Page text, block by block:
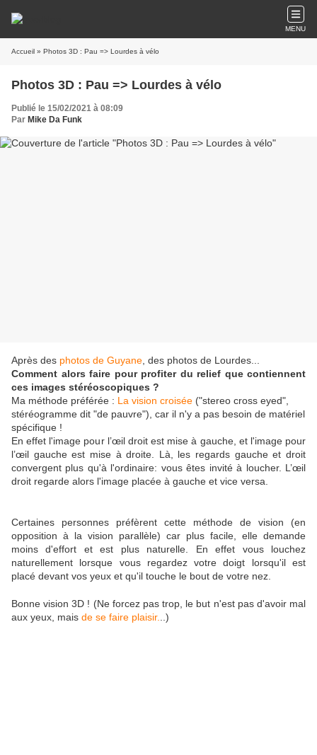
MENU
Accueil » Photos 3D : Pau => Lourdes à vélo
Photos 3D : Pau => Lourdes à vélo
Publié le 15/02/2021 à 08:09
Par Mike Da Funk
Après des photos de Guyane , des photos de Lourdes...
Comment alors faire pour profiter du relief que contiennent
ces images stéréoscopiques ?
Ma méthode préférée : La vision croisée ("stereo cross eyed",
stéréogramme dit "de pauvre"), car il n'y a pas besoin de matériel
spécifique !
En effet l'image pour l’œil droit est mise à gauche, et l'image pour
l’œil gauche est mise à droite. Là, les regards gauche et droit
convergent plus qu'à l'ordinaire: vous êtes invité à loucher. L’œil
droit regarde alors l'image placée à gauche et vice versa.
Certaines personnes préfèrent cette méthode de vision (en
opposition à la vision parallèle) car plus facile, elle demande
moins d'effort et est plus naturelle. En effet vous louchez
naturellement lorsque vous regardez votre doigt lorsqu'il est
placé devant vos yeux et qu'il touche le bout de votre nez.
Bonne vision 3D ! (Ne forcez pas trop, le but n'est pas d'avoir mal
aux yeux, mais de se faire plaisir. ..)